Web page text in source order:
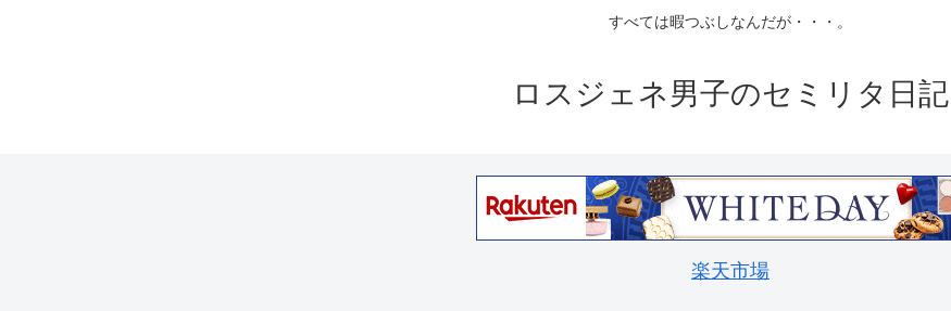
すべては暇つぶしなんだが・・・。
ロスジェネ男子のセミリタ日記
楽天市場